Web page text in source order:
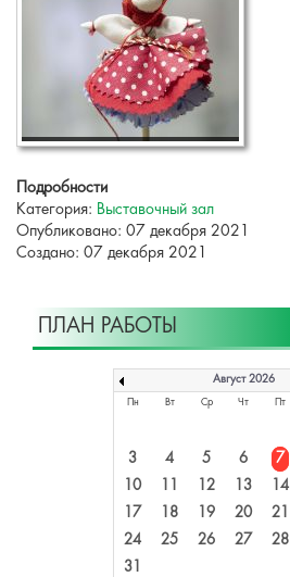
Подробности
Категория: Выставочный зал
Опубликовано: 07 декабря 2021
Создано: 07 декабря 2021
ПЛАН РАБОТЫ
Август 2026
Пн Вт Ср Чт Пт
3
4 5 6 7
10
11 12 13 14
17
18 19 20 21
24
25 26 27 28
31